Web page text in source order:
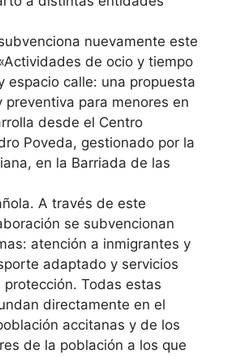
nuevamente este
de ocio y tiempo
espacio calle: una propuesta
preventiva para menores en
desde el Centro
Poveda, gestionado por la
en la Barriada de las
A través de este
se subvencionan
atención a inmigrantes y
adaptado y servicios
Todas estas
directamente en el
accitanas y de los
de la población a los que